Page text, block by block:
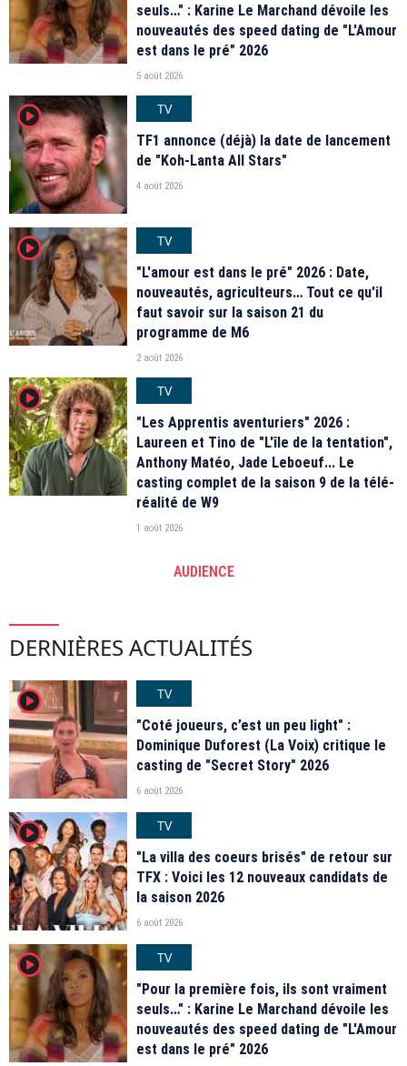
seuls…" : Karine Le Marchand dévoile les
nouveautés des speed dating de "L'Amour
est dans le pré" 2026
5 août 2026
player2
TV
TF1 annonce (déjà) la date de lancement
de "Koh-Lanta All Stars"
4 août 2026
player2
TV
"L'amour est dans le pré" 2026 : Date,
nouveautés, agriculteurs… Tout ce qu'il
faut savoir sur la saison 21 du
programme de M6
2 août 2026
player2
TV
"Les Apprentis aventuriers" 2026 :
Laureen et Tino de "L'île de la tentation",
Anthony Matéo, Jade Leboeuf... Le
casting complet de la saison 9 de la télé-
réalité de W9
1 août 2026
AUDIENCE
DERNIÈRES ACTUALITÉS
player2
TV
"Coté joueurs, c’est un peu light" :
Dominique Duforest (La Voix) critique le
casting de "Secret Story" 2026
6 août 2026
player2
TV
"La villa des coeurs brisés" de retour sur
TFX : Voici les 12 nouveaux candidats de
la saison 2026
6 août 2026
player2
TV
"Pour la première fois, ils sont vraiment
seuls…" : Karine Le Marchand dévoile les
nouveautés des speed dating de "L'Amour
est dans le pré" 2026